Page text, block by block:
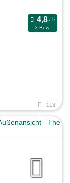
3 Bew.
113